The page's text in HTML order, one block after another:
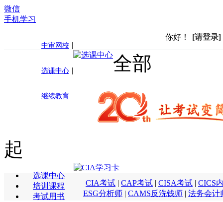
微信
手机学习
中审网校 |
选课中心 |
继续教育
你好！ [请登录]
全部
起
选课中心
培训课程
考试用书
CIA考试 | CAP考试 | CISA考试 | CICS
ESG分析师 | CAMS反洗钱师 | 法务会计